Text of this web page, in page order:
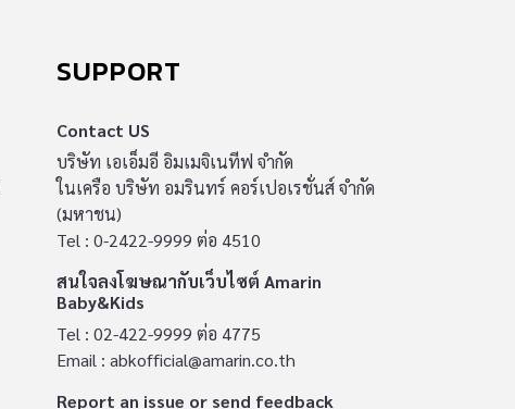
SUPPORT
Contact US
บริษัท เอเอ็มอี อิมเมจิเนทีฟ จำกัด
ในเครือ บริษัท อมรินทร์ คอร์เปอเรชั่นส์ จำกัด
(มหาชน)
Tel : 0-2422-9999 ต่อ 4510
สนใจลงโฆษณากับเว็บไซต์ Amarin
Baby&Kids
Tel : 02-422-9999 ต่อ 4775
Email : abkofficial@amarin.co.th
Report an issue or send feedback